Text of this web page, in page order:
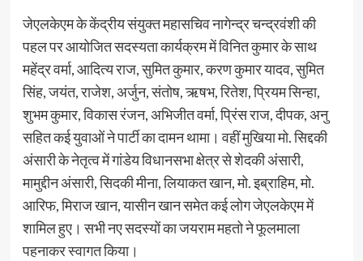
जेएलकेएम के केंद्रीय संयुक्त महासचिव नागेन्द्र चन्द्रवंशी की
पहल पर आयोजित सदस्यता कार्यक्रम में विनित कुमार के साथ
महेंद्र वर्मा, आदित्य राज, सुमित कुमार, करण कुमार यादव, सुमित
सिंह, जयंत, राजेश, अर्जुन, संतोष, ऋषभ, रितेश, प्रियम सिन्हा,
शुभम कुमार, विकास रंजन, अभिजीत वर्मा, प्रिंस राज, दीपक, अनु
सहित कई युवाओं ने पार्टी का दामन थामा। वहीं मुखिया मो. सिद्दकी
अंसारी के नेतृत्व में गांडेय विधानसभा क्षेत्र से शेदकी अंसारी,
मामुद्दीन अंसारी, सिदकी मीना, लियाकत खान, मो. इब्राहिम, मो.
आरिफ, मिराज खान, यासीन खान समेत कई लोग जेएलकेएम में
शामिल हुए। सभी नए सदस्यों का जयराम महतो ने फूलमाला
पहनाकर स्वागत किया।